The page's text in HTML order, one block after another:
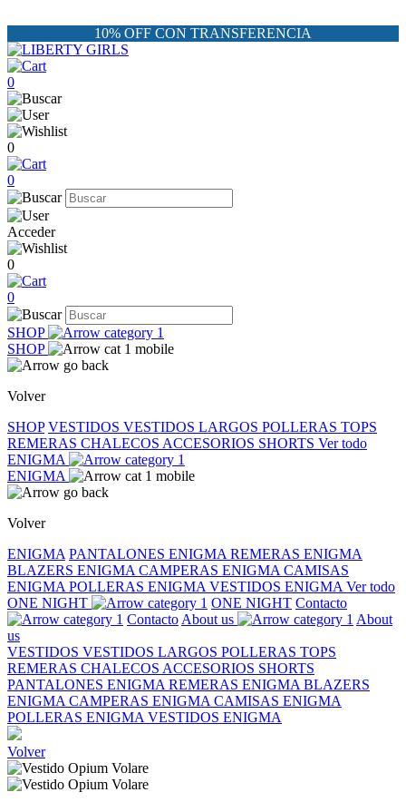
10% OFF CON TRANSFERENCIA
0
0
0
Acceder
0
0
SHOP
SHOP
Volver
SHOP VESTIDOS VESTIDOS LARGOS POLLERAS TOPS
REMERAS CHALECOS ACCESORIOS SHORTS Ver todo
ENIGMA
ENIGMA
Volver
ENIGMA PANTALONES ENIGMA REMERAS ENIGMA
BLAZERS ENIGMA CAMPERAS ENIGMA CAMISAS
ENIGMA POLLERAS ENIGMA VESTIDOS ENIGMA Ver todo
ONE NIGHT
ONE NIGHT Contacto
Contacto About us
About
us
VESTIDOS VESTIDOS LARGOS POLLERAS TOPS
REMERAS CHALECOS ACCESORIOS SHORTS
PANTALONES ENIGMA REMERAS ENIGMA BLAZERS
ENIGMA CAMPERAS ENIGMA CAMISAS ENIGMA
POLLERAS ENIGMA VESTIDOS ENIGMA
Volver